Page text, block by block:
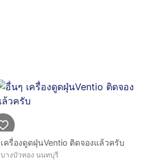
เครื่องดูดฝุ่นVentio ติดจองแล้วครับ
บางบัวทอง นนทบุรี